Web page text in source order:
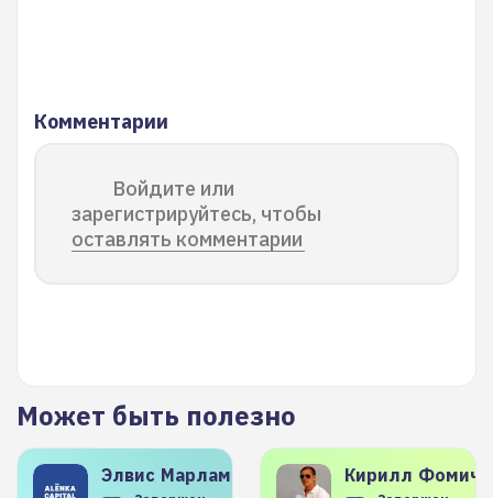
Комментарии
Войдите или
зарегистрируйтесь, чтобы
оставлять комментарии
Может быть полезно
Элвис Марламов Кирилл